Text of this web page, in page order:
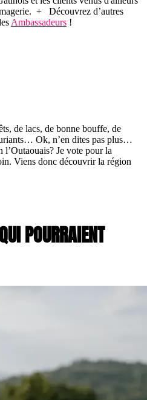
+ Découvrez d’autres
Ambassadeurs !
de lacs, de bonne bouffe, de
Ok, n’en dites pas plus…
Je vote pour la
Viens donc découvrir la région
POURRAIENT